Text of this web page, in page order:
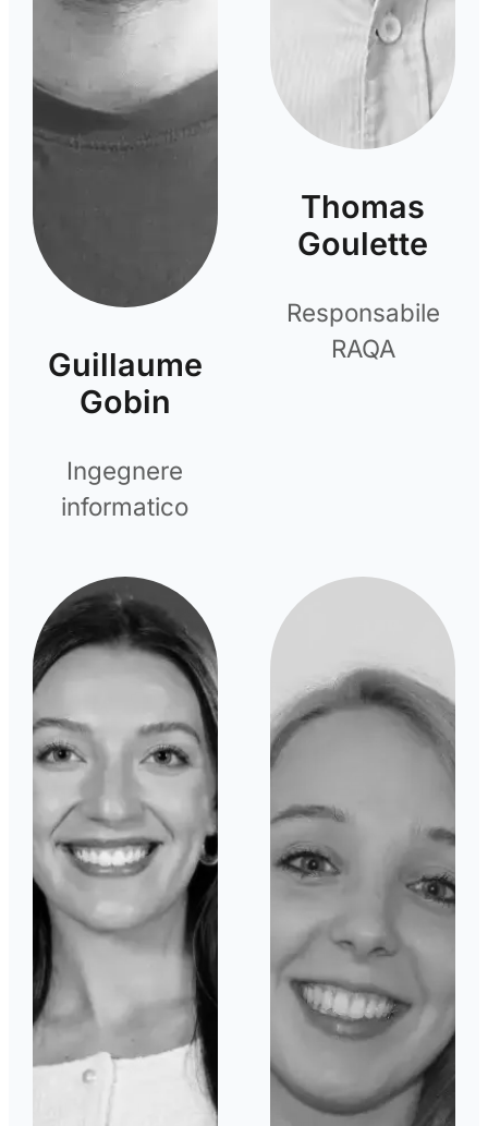
Guillaume
Gobin
Ingegnere
informatico
Thomas
Goulette
Responsabile
RAQA